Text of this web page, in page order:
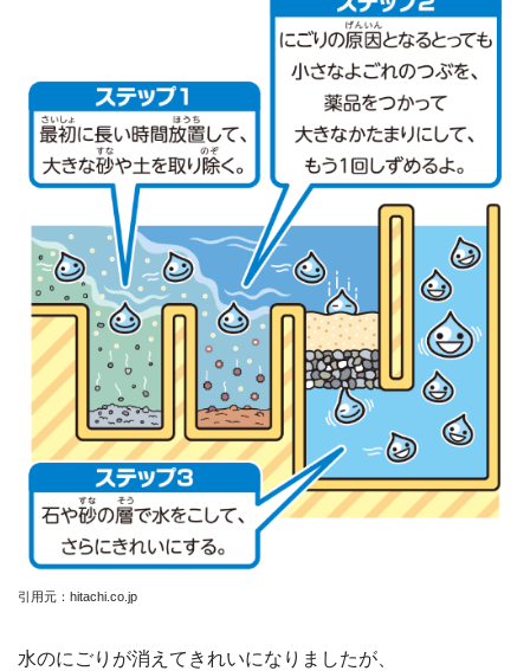
引用元：hitachi.co.jp
水のにごりが消えてきれいになりましたが、